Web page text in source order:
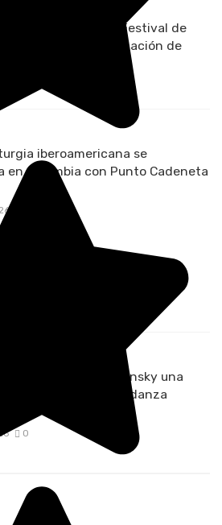
prepara para el XXI Festival de
con una programación de
iberoamericana se
en Colombia con Punto Cadeneta
presenta Stravinsky una
desde la danza
0